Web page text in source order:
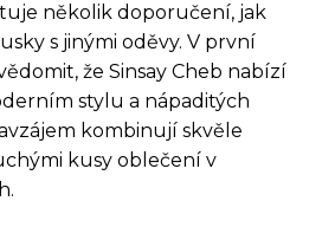
několik doporučení, jak
s jinými oděvy. V první
že Sinsay Cheb nabízí
stylu a nápaditých
kombinují skvěle
kusy oblečení v